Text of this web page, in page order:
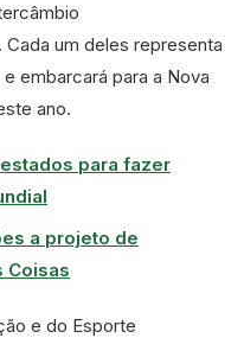
. Cada um deles representa
embarcará para a Nova
ano.
para fazer
a projeto de
Coisas
e do Esporte